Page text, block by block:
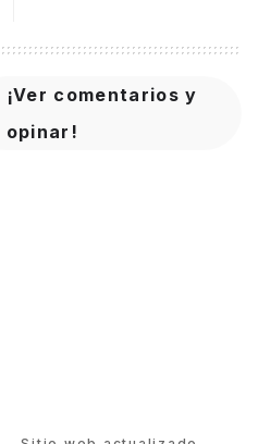
¡Ver comentarios y
opinar!